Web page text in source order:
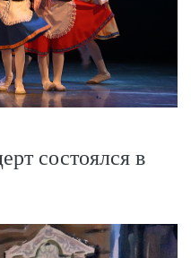
состоялся в